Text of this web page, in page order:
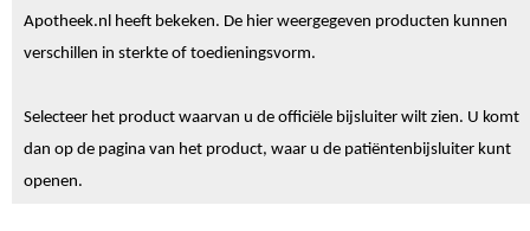
Apotheek.nl heeft bekeken. De hier weergegeven producten kunnen
verschillen in sterkte of toedieningsvorm.
Selecteer het product waarvan u de officiële bijsluiter wilt zien. U komt
dan op de pagina van het product, waar u de patiëntenbijsluiter kunt
openen.